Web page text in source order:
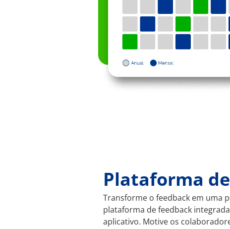
Plataforma
Transforme o feedback em uma
plataforma de feedback
aplicativo. Motive os